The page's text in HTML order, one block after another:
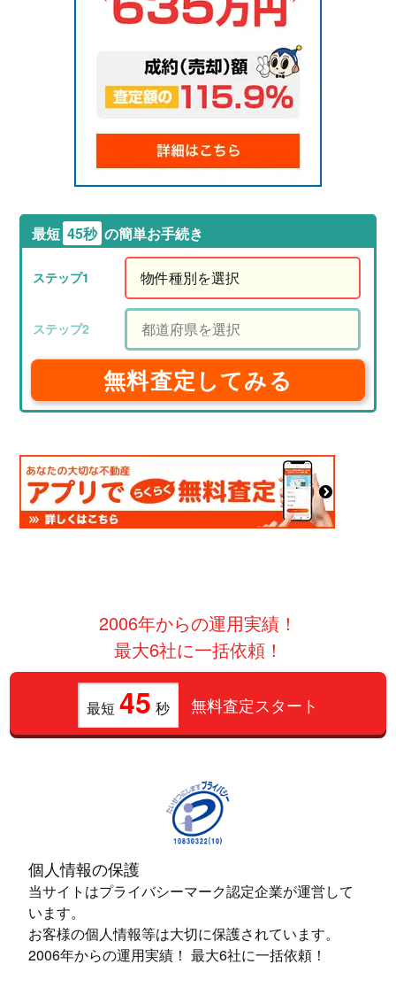
最短 45秒 の簡単お手続き
無料査定してみる
2006年からの運用実績！
最大6社に一括依頼！
最短 45 秒 無料査定スタート
個人情報の保護
当サイトはプライバシーマーク認定企業が運営して
います。
お客様の個人情報等は大切に保護されています。
2006年からの運用実績！ 最大6社に一括依頼！